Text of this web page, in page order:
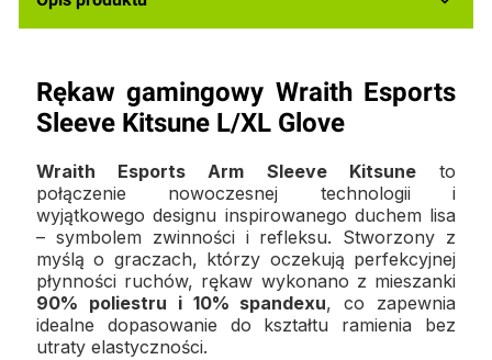
Rękaw gamingowy Wraith Esports
Sleeve Kitsune L/XL Glove
Wraith EsportsArm SleeveKitsuneto
połączenie nowoczesnej technologii i
wyjątkowego designu inspirowanego duchem lisa
– symbolem zwinności i refleksu. Stworzony z
myślą o graczach, którzy oczekują perfekcyjnej
płynności ruchów, rękaw wykonano z mieszanki
90% poliestru i 10% spandexu, co zapewnia
idealne dopasowanie do kształtu ramienia bez
utraty elastyczności.